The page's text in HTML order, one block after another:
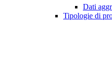
Dati
Tipologie di